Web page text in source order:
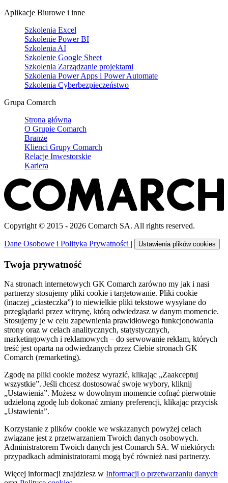
Aplikacje Biurowe i inne
Szkolenia Excel
Szkolenie Power BI
Szkolenia AI
Szkolenie Google Sheet
Szkolenia Zarządzanie projektami
Szkolenia Power Apps i Power Automate
Szkolenia Cyberbezpieczeństwo
Grupa Comarch
Strona główna
O Grupie Comarch
Branże
Klienci Grupy Comarch
Relacje Inwestorskie
Kariera
Copyright © 2015 - 2026 Comarch SA. All rights reserved.
Dane Osobowe i Polityka Prywatności | Ustawienia plików cookies
Twoja prywatność
Na stronach internetowych GK Comarch zarówno my jak i nasi
partnerzy stosujemy pliki cookie i targetowanie. Pliki cookie
(inaczej „ciasteczka”) to niewielkie pliki tekstowe wysyłane do
przeglądarki przez witrynę, którą odwiedzasz w danym momencie.
Stosujemy je w celu zapewnienia prawidłowego funkcjonowania
strony oraz w celach analitycznych, statystycznych,
marketingowych i reklamowych – do serwowanie reklam, których
treść jest oparta na odwiedzanych przez Ciebie stronach GK
Comarch (remarketing).
Zgodę na pliki cookie możesz wyrazić, klikając „Zaakceptuj
wszystkie”. Jeśli chcesz dostosować swoje wybory, kliknij
„Ustawienia”. Możesz w dowolnym momencie cofnąć pierwotnie
udzieloną zgodę lub dokonać zmiany preferencji, klikając przycisk
„Ustawienia”.
Korzystanie z plików cookie we wskazanych powyżej celach
związane jest z przetwarzaniem Twoich danych osobowych.
Administratorem Twoich danych jest Comarch SA. W niektórych
przypadkach administratorami mogą być również nasi partnerzy.
Więcej informacji znajdziesz w Informacji o przetwarzaniu danych